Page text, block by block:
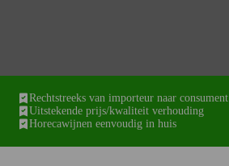
Rechtstreeks van importeur naar consument
Uitstekende prijs/kwaliteit verhouding
Horecawijnen eenvoudig in huis